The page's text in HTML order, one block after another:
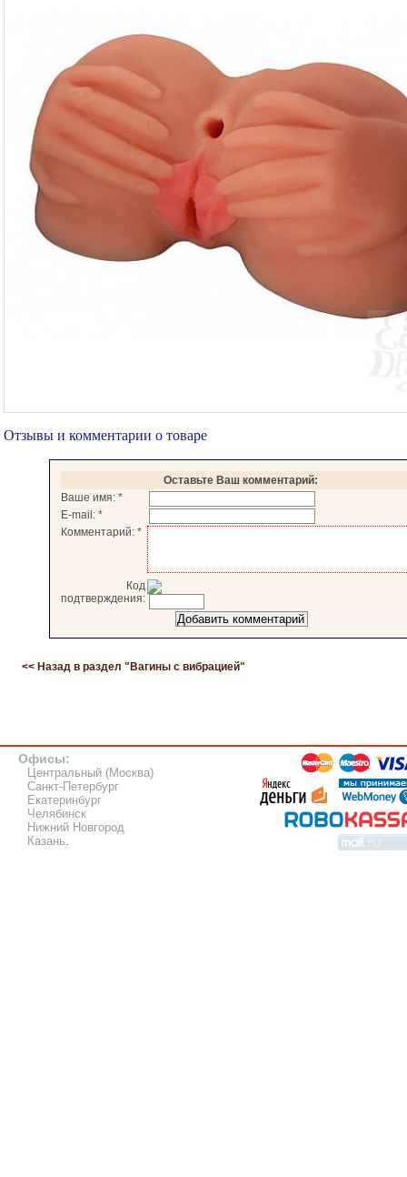
Отзывы и комментарии о товаре
Оставьте Ваш комментарий:
Ваше имя: *
E-mail: *
Комментарий: *
Код
подтверждения:
<< Назад в раздел " Вагины с вибрацией"
Офисы:
Центральный (Москва)
Санкт-Петербург
Екатеринбург
Челябинск
Нижний Новгород
Казань.